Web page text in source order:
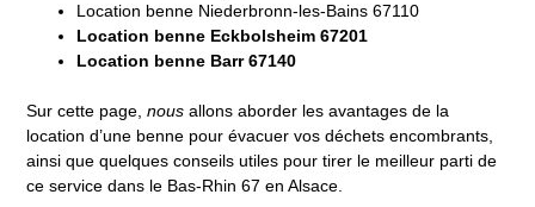
Location benne Niederbronn-les-Bains 67110
Location benne Eckbolsheim 67201
Location benne Barr 67140
Sur cette page,nous allons aborder les avantages de la
location d’une benne pour évacuer vos déchets encombrants,
ainsi que quelques conseils utiles pour tirer le meilleur parti de
ce service dans le Bas-Rhin 67 en Alsace.